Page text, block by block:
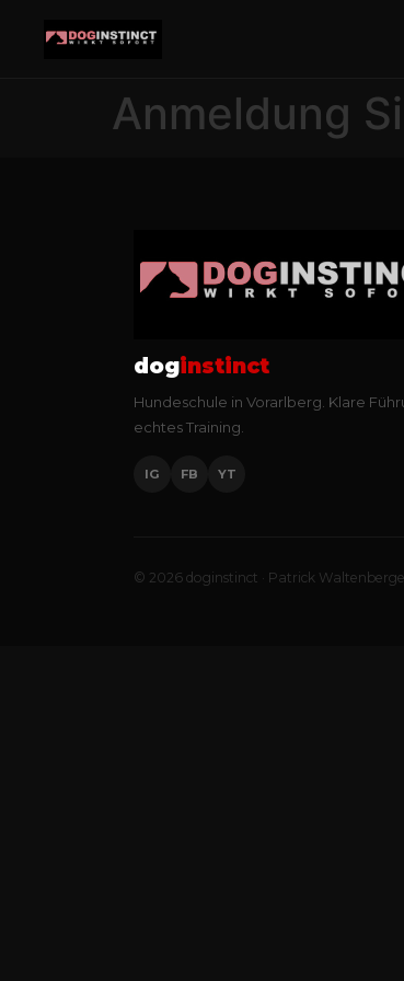
Anmeldung
doginstinct
Hundeschule in Vorarlberg. Klare
echtes Training.
IG FB YT
© 2026 doginstinct · Patrick